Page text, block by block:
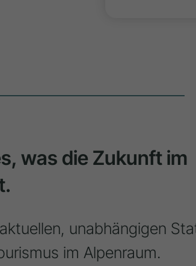
was die Zukunft im
unabhängigen
im Alpenraum.